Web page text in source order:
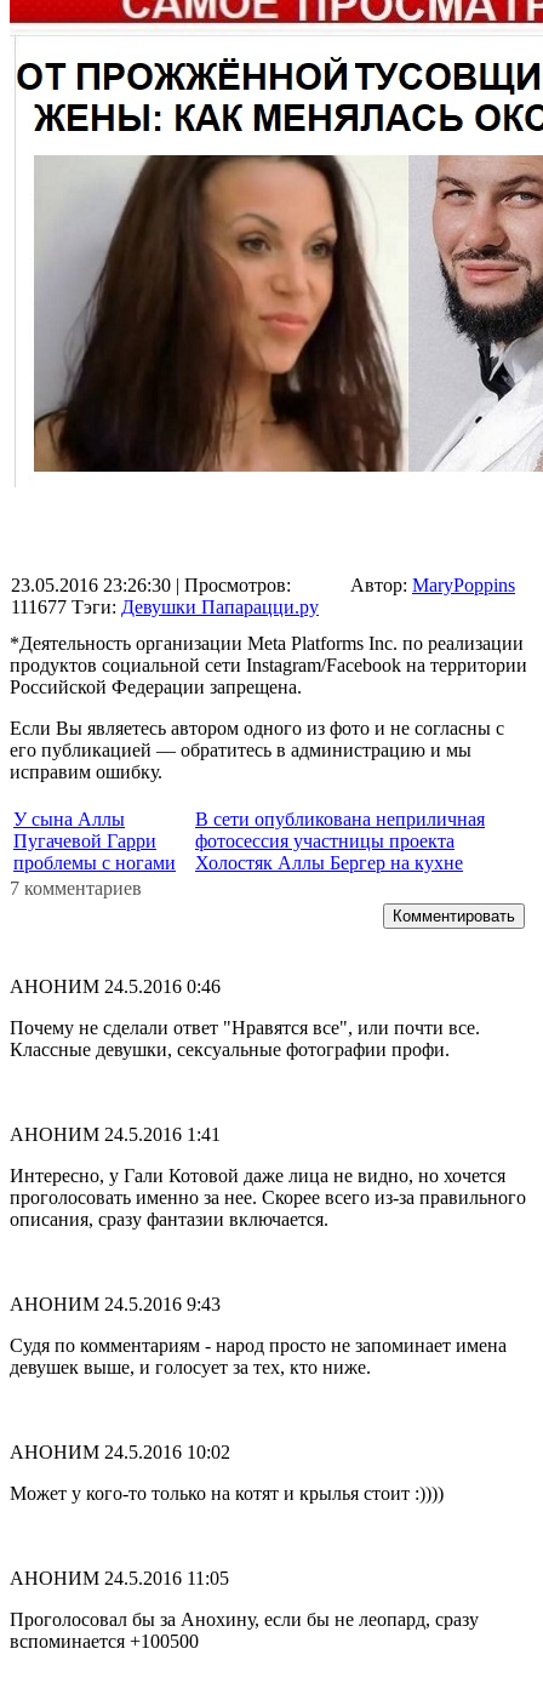
23.05.2016 23:26:30 | Просмотров:
111677 Тэги: Девушки Папарацци.ру
Автор: MaryPoppins
*Деятельность организации Meta Platforms Inc. по реализации
продуктов социальной сети Instagram/Facebook на территории
Российской Федерации запрещена.
Если Вы являетесь автором одного из фото и не согласны с
его публикацией — обратитесь в администрацию и мы
исправим ошибку.
У сына Аллы
Пугачевой Гарри
проблемы с ногами
В сети опубликована неприличная
фотосессия участницы проекта
Холостяк Аллы Бергер на кухне
7 комментариев
Комментировать
АНОНИМ 24.5.2016 0:46
Почему не сделали ответ "Нравятся все", или почти все.
Классные девушки, сексуальные фотографии профи.
АНОНИМ 24.5.2016 1:41
Интересно, у Гали Котовой даже лица не видно, но хочется
проголосовать именно за нее. Скорее всего из-за правильного
описания, сразу фантазии включается.
АНОНИМ 24.5.2016 9:43
Судя по комментариям - народ просто не запоминает имена
девушек выше, и голосует за тех, кто ниже.
АНОНИМ 24.5.2016 10:02
Может у кого-то только на котят и крылья стоит :))))
АНОНИМ 24.5.2016 11:05
Проголосовал бы за Анохину, если бы не леопард, сразу
вспоминается +100500